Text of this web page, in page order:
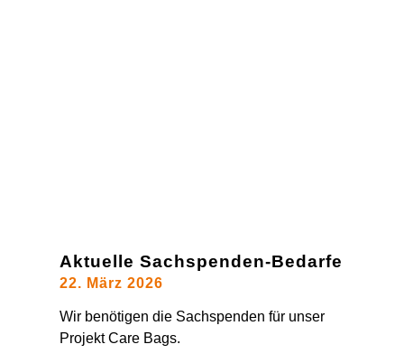
Aktuelle Sachspenden-Bedarfe
22. März 2026
Wir benötigen die Sachspenden für unser
Projekt Care Bags.